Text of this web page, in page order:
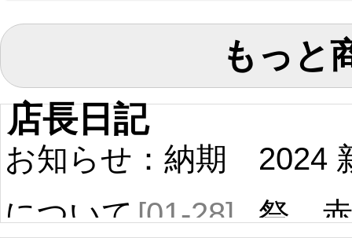
もっと
店長日記
お知らせ：納期
について[01-28]
2024
祭 赤